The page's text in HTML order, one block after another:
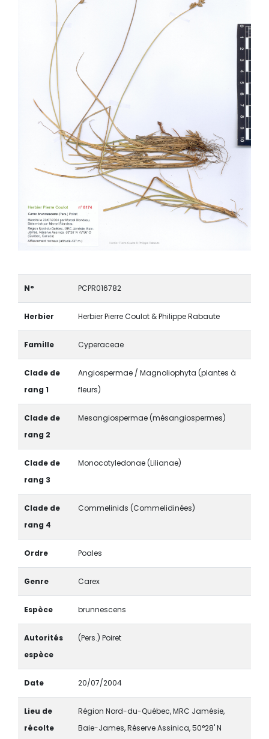
N° PCPR016782
Herbier Herbier Pierre Coulot & Philippe Rabaute
Famille Cyperaceae
Clade de
rang 1
Angiospermae / Magnoliophyta (plantes à
fleurs)
Clade de
rang 2
Mesangiospermae (mésangiospermes)
Clade de
rang 3
Monocotyledonae (Lilianae)
Clade de
rang 4
Commelinids (Commelidinées)
Ordre Poales
Genre Carex
Espèce brunnescens
Autorités
espèce
(Pers.) Poiret
Date 20/07/2004
Lieu de
récolte
Région Nord-du-Québec, MRC Jamésie,
Baie-James, Réserve Assinica, 50°28' N